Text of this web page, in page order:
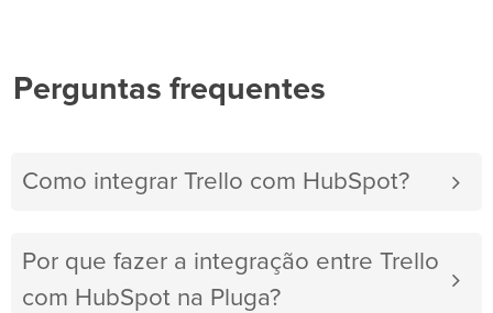
Perguntas frequentes
Como integrar Trello com HubSpot?
Por que fazer a integração entre Trello
com HubSpot na Pluga?